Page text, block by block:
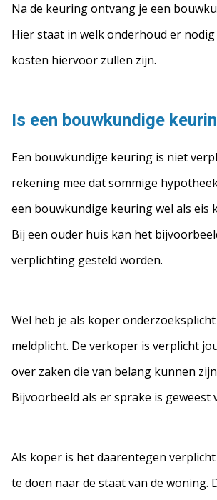
Na de keuring ontvang je een
Hier staat in welk onderhoud er nodig
kosten hiervoor zullen zijn.
Is een bouwkundige
Een bouwkundige keuring is niet
rekening mee dat sommige
een bouwkundige keuring wel als eis
Bij een ouder huis kan het
verplichting gesteld worden.
Wel heb je als koper
meldplicht. De verkoper is verplicht
over zaken die van belang kunnen
Bijvoorbeeld als er sprake is geweest
Als koper is het daarentegen
te doen naar de staat van de woning.